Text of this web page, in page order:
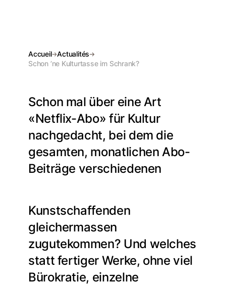
Accueil
Actualités
Schon ’ne Kulturtasse im Schrank?
Schon mal über eine Art
«Netflix-Abo» für Kultur
nachgedacht, bei dem die
gesamten, monatlichen Abo-
Beiträge verschiedenen
Kunstschaffenden
gleichermassen
zugutekommen? Und welches
statt fertiger Werke, ohne viel
Bürokratie, einzelne